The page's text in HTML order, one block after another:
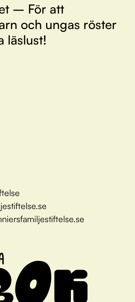
– För att
och ungas röster
läslust!